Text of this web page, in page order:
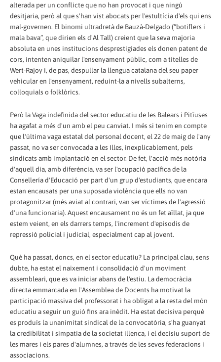
alterada per un conflicte que no han provocat i que ningú
desitjaria, però al que s'han vist abocats per l'estultícia d'els qui ens
mal-governen. El binomi ultradretà de Bauzà-Delgado (“botiflers i
mala bava”, que dirien els d'Al Tall) creient que la seva majoria
absoluta en unes institucions desprestigiades els donen patent de
cors, intenten aniquilar l'ensenyament públic, com a titelles de
Wert-Rajoy i, de pas, despullar la llengua catalana del seu paper
vehicular en l'ensenyament, reduint-la a nivells subalterns,
col·loquials o folklòrics.
Però la Vaga indefinida del sector educatiu de les Balears i Pitïuses
ha agafat a més d'un amb el peu canviat. I més si tenim en compte
que l'última vaga estatal del personal docent, el 22 de maig de l'any
passat, no va ser convocada a les Illes, inexplicablement, pels
sindicats amb implantació en el sector. De fet, l'acció més notòria
d'aquell dia, amb diferència, va ser l'ocupació pacífica de la
Consellería d'Educació per part d'un grup d'estudiants, que encara
estan encausats per una suposada violència que ells no van
protagonitzar (més aviat al contrari, van ser víctimes de l'agressió
d'una funcionaria). Aquest encausament no és un fet aïllat, ja que
estem veient, en els darrers temps, l'increment d'episodis de
repressió policial i judicial, especialment cap al jovent.
Què ha passat, doncs, en el sector educatiu? La principal clau, sens
dubte, ha estat el naixement i consolidació d'un moviment
assembleari, que es va iniciar abans de l'estiu. La democràcia
directa emmarcada en l'Assemblea de Docents ha motivat la
participació massiva del professorat i ha obligat a la resta del món
educatiu a seguir un guió fins ara inèdit. Ha estat decisiva perquè
es produís la unanimitat sindical de la convocatòria, s'ha guanyat
la credibilitat i simpatia de la societat illenca, i el decisiu suport de
les mares i els pares d'alumnes, a través de les seves federacions i
associacions.